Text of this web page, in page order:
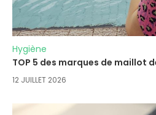
Hygiène
TOP 5 des marques de maillot
12 JUILLET 2026